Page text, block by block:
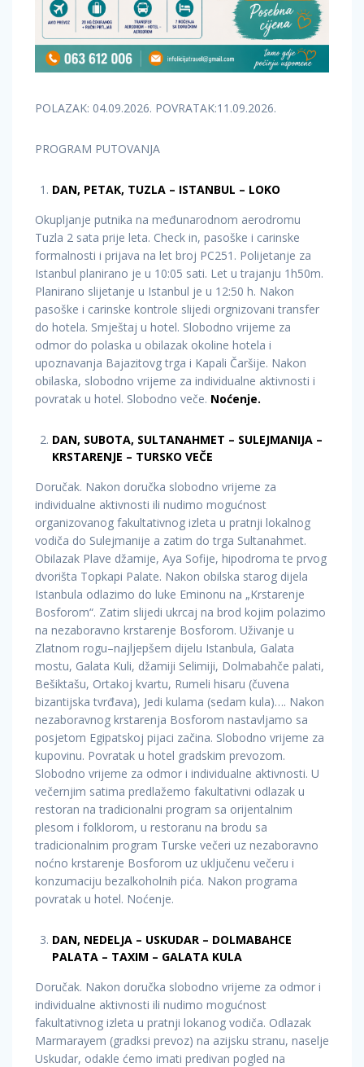
POLAZAK: 04.09.2026. POVRATAK:11.09.2026.
PROGRAM PUTOVANJA
DAN, PETAK, TUZLA – ISTANBUL – LOKO
Okupljanje putnika na međunarodnom aerodromu
Tuzla 2 sata prije leta. Check in, pasoške i carinske
formalnosti i prijava na let broj PC251. Polijetanje za
Istanbul planirano je u 10:05 sati. Let u trajanju 1h50m.
Planirano slijetanje u Istanbul je u 12:50 h. Nakon
pasoške i carinske kontrole slijedi orgnizovani transfer
do hotela. Smještaj u hotel. Slobodno vrijeme za
odmor do polaska u obilazak okoline hotela i
upoznavanja Bajazitovg trga i Kapali Čaršije. Nakon
obilaska, slobodno vrijeme za individualne aktivnosti i
povratak u hotel. Slobodno veče. Noćenje.
DAN, SUBOTA, SULTANAHMET – SULEJMANIJA –
KRSTARENJE – TURSKO VEČE
Doručak. Nakon doručka slobodno vrijeme za
individualne aktivnosti ili nudimo mogućnost
organizovanog fakultativnog izleta u pratnji lokalnog
vodiča do Sulejmanije a zatim do trga Sultanahmet.
Obilazak Plave džamije, Aya Sofije, hipodroma te prvog
dvorišta Topkapi Palate. Nakon obilska starog dijela
Istanbula odlazimo do luke Eminonu na „Krstarenje
Bosforom“. Zatim slijedi ukrcaj na brod kojim polazimo
na nezaboravno krstarenje Bosforom. Uživanje u
Zlatnom rogu–najljepšem dijelu Istanbula, Galata
mostu, Galata Kuli, džamiji Selimiji, Dolmabahče palati,
Bešiktašu, Ortakoj kvartu, Rumeli hisaru (čuvena
bizantijska tvrđava), Jedi kulama (sedam kula)…. Nakon
nezaboravnog krstarenja Bosforom nastavljamo sa
posjetom Egipatskoj pijaci začina. Slobodno vrijeme za
kupovinu. Povratak u hotel gradskim prevozom.
Slobodno vrijeme za odmor i individualne aktivnosti. U
večernjim satima predlažemo fakultativni odlazak u
restoran na tradicionalni program sa orijentalnim
plesom i folklorom, u restoranu na brodu sa
tradicionalnim program Turske večeri uz nezaboravno
noćno krstarenje Bosforom uz uključenu večeru i
konzumaciju bezalkoholnih pića. Nakon programa
povratak u hotel. Noćenje.
DAN, NEDELJA – USKUDAR – DOLMABAHCE
PALATA – TAXIM – GALATA KULA
Doručak. Nakon doručka slobodno vrijeme za odmor i
individualne aktivnosti ili nudimo mogućnost
fakultativnog izleta u pratnji lokanog vodiča. Odlazak
Marmarayem (gradksi prevoz) na azijsku stranu, naselje
Uskudar, odakle ćemo imati predivan pogled na